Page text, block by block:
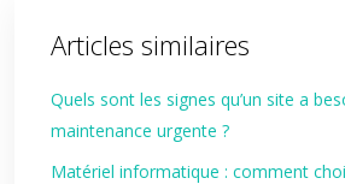
Articles similaires
Quels sont les signes qu’un site a
maintenance urgente ?
Matériel informatique : comment